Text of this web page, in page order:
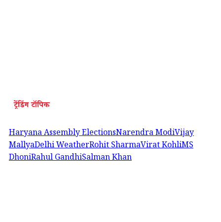
ट्रेंडिंग टॉपिक
Haryana Assembly ElectionsNarendra ModiVijay
MallyaDelhi WeatherRohit SharmaVirat KohliMS
DhoniRahul GandhiSalman Khan